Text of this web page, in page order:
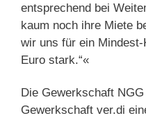
entsprechend bei
kaum noch ihre Miete
wir uns für ein
Euro stark.“«
Die Gewerkschaft
Gewerkschaft ver.di